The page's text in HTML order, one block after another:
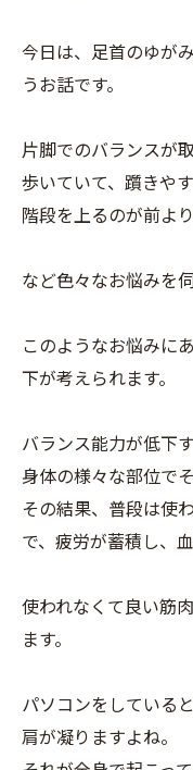
今日は、足首のゆが
うお話です。
片脚でのバランスが
歩いていて、躓きやす
階段を上るのが前よ
など色々なお悩みを伺
このようなお悩みに
下が考えられます。
バランス能力が低下
身体の様々な部位で
その結果、普段は使
で、疲労が蓄積し、
使われなくて良い筋
ます。
パソコンをしている
肩が凝りますよね。